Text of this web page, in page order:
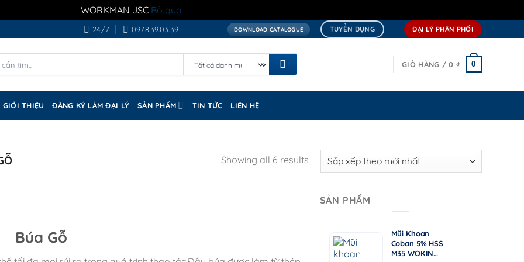
WORKMAN JSC Bỏ qua
24/7 0978.39.03.39 DOWNLOAD CATALOGUE TUYỂN DỤNG ĐẠI LÝ PHÂN PHỐI
GIỎ HÀNG /0 ₫ 0
GIỚI THIỆU ĐĂNG KÝ LÀM ĐẠI LÝ SẢN PHẨM TIN TỨC LIÊN HỆ
Showing all 6 results
Búa Gỗ
SẢN PHẨM
Mũi Khoan
Coban 5% HSS
M35 WOKIN
15.000
Khoảng